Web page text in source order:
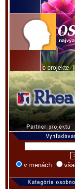
o projekte
v menách